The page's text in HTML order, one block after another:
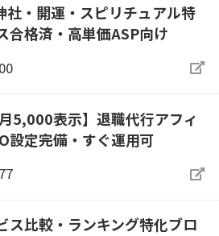
社・開運・スピリチュアル特
合格済・高単価ASP向け
5,000表示】退職代行アフィ
設定完備・すぐ運用可
ス比較・ランキング特化ブロ